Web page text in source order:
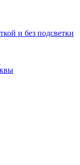
и без подсветки